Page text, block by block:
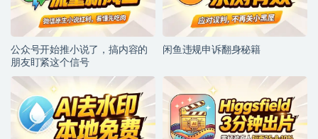
公众号开始推小说了，搞内容的
朋友盯紧这个信号
闲鱼违规申诉翻身秘籍